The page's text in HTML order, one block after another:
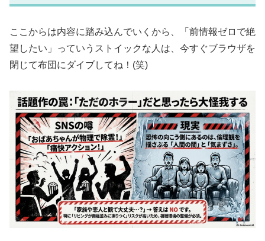
ここからは内容に踏み込んでいくから、「前情報ゼロで絶
望したい」っていうストイックな人は、今すぐブラウザを
閉じて布団にダイブしてね！(笑)